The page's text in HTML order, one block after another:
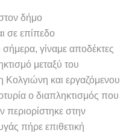
δήμο
σε επίπεδο
γίναμε αποδέκτες
μεταξύ του
και εργαζόμενου
ο διαπληκτισμός που
στην
πήρε επιθετική